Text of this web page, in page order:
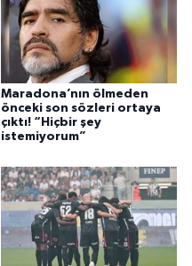
Maradona’nın ölmeden
önceki son sözleri ortaya
çıktı! “Hiçbir şey
istemiyorum”